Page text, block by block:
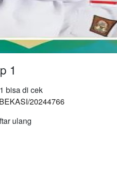
1
bisa di cek
20244766
ulang